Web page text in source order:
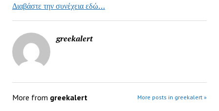
Διαβάστε την συνέχεια εδώ…
greekalert
More from greekalert More posts in greekalert »